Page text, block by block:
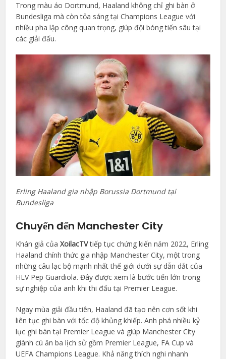
Trong màu áo Dortmund, Haaland không chỉ ghi bàn ở
Bundesliga mà còn tỏa sáng tại Champions League với
nhiều pha lập công quan trọng, giúp đội bóng tiến sâu tại
các giải đấu.
Erling Haaland gia nhập Borussia Dortmund tại
Bundesliga
Chuyển đến Manchester City
Khán giả củaXoilacTVtiếp tục chứng kiến năm 2022, Erling
Haaland chính thức gia nhập Manchester City, một trong
những câu lạc bộ mạnh nhất thế giới dưới sự dẫn dắt của
HLV Pep Guardiola. Đây được xem là bước tiến lớn trong
sự nghiệp của anh khi thi đấu tại Premier League.
Ngay mùa giải đầu tiên, Haaland đã tạo nên cơn sốt khi
liên tục ghi bàn với tốc độ khủng khiếp. Anh phá nhiều kỷ
lục ghi bàn tại Premier League và giúp Manchester City
giành cú ăn ba lịch sử gồm Premier League, FA Cup và
UEFA Champions League. Khả năng thích nghi nhanh